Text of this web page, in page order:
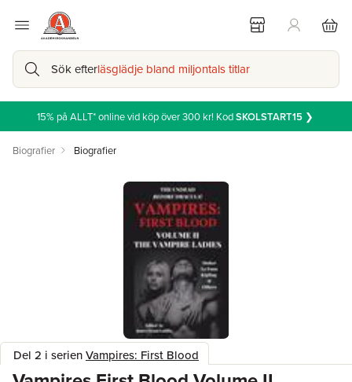
Sök efterläsglädje bland miljontals titlar
15% på ALLT* online vid köp över 300 kr! KodSKOLSTART15❯
Biografier Biografier
Del 2 i serienVampires: First Blood